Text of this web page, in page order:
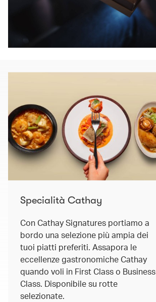
Specialità Cathay
Con Cathay Signatures portiamo a
bordo una selezione più ampia dei
tuoi piatti preferiti. Assapora le
eccellenze gastronomiche Cathay
quando voli in First Class o Business
Class. Disponibile su rotte
selezionate.